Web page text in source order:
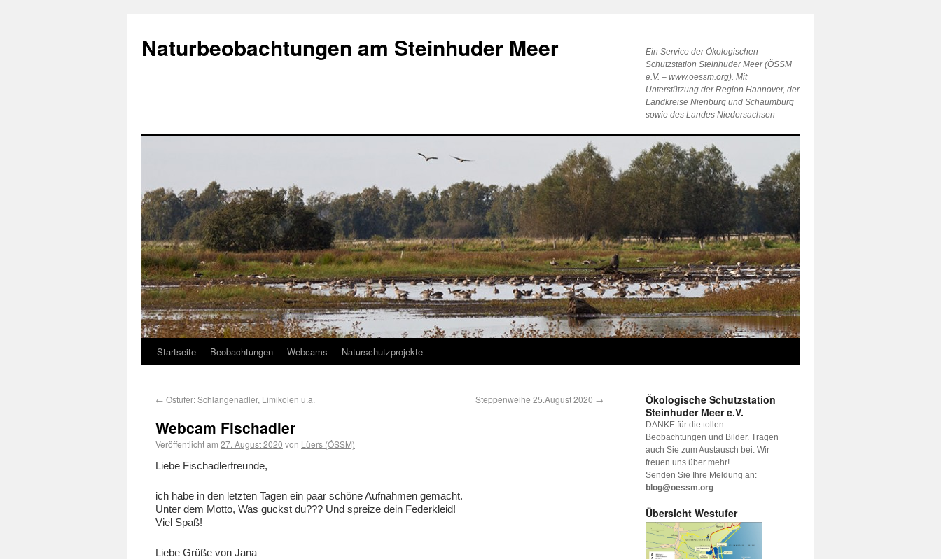
Naturbeobachtungen am Steinhuder Meer
Ein Service der Ökologischen
Schutzstation Steinhuder Meer (ÖSSM
e.V. – www.oessm.org). Mit
Unterstützung der Region Hannover, der
Landkreise Nienburg und Schaumburg
sowie des Landes Niedersachsen
Startseite Beobachtungen Webcams Naturschutzprojekte
← Ostufer: Schlangenadler, Limikolen u.a. Steppenweihe 25.August 2020 →
Webcam Fischadler
Veröffentlicht am 27. August 2020 von Lüers (ÖSSM)
Liebe Fischadlerfreunde,
ich habe in den letzten Tagen ein paar schöne Aufnahmen gemacht.
Unter dem Motto, Was guckst du??? Und spreize dein Federkleid!
Viel Spaß!
Liebe Grüße von Jana
Ökologische Schutzstation
Steinhuder Meer e.V.
DANKE für die tollen
Beobachtungen und Bilder. Tragen
auch Sie zum Austausch bei. Wir
freuen uns über mehr!
Senden Sie Ihre Meldung an:
blog@oessm.org.
Übersicht Westufer